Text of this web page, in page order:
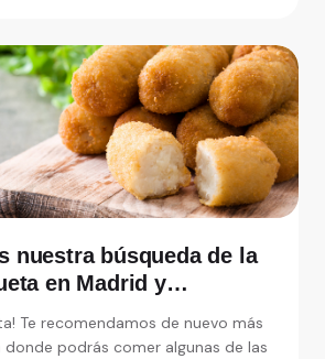
nuestra búsqueda de la
en Madrid y
Te recomendamos de nuevo más
donde podrás comer algunas de las